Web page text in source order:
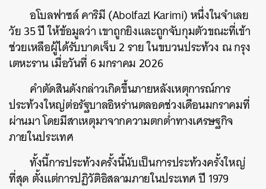
อโบลฟาซล์ คาริมี (Abolfazl Karimi) หนึ่งในจำเลย
วัย 35 ปี ให้ข้อมูลว่า เขาถูกยิงและถูกจับกุมตัวขณะที่เข้า
ช่วยเหลือผู้ได้รับบาดเจ็บ 2 ราย ในขบวนประท้วง ณ กรุง
เตหะราน เมื่อวันที่ 6 มกราคม 2026
คำตัดสินดังกล่าวเกิดขึ้นภายหลังเหตุการณ์การ
ประท้วงใหญ่ต่อรัฐบาลอิหร่านตลอดช่วงเดือนมกราคมที่
ผ่านมา โดยมีสาเหตุมาจากความตกต่ำทางเศรษฐกิจ
ภายในประเทศ
ทั้งนี้การประท้วงครั้งนี้นับเป็นการประท้วงครั้งใหญ่
ที่สุด ตั้งแต่การปฏิวัติอิสลามภายในประเทศ ปี 1979